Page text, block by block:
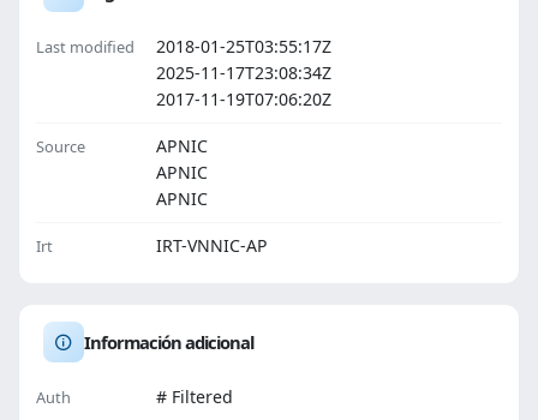
Last modified
2018-01-25T03:55:17Z
2025-11-17T23:08:34Z
2017-11-19T07:06:20Z
Source
APNIC
APNIC
APNIC
Irt IRT-VNNIC-AP
Información adicional
Auth # Filtered